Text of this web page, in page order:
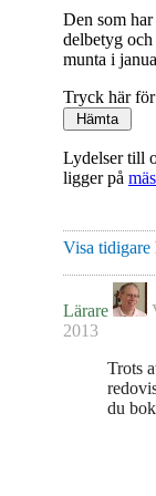
Den som
delbetyg
munta i
Tryck här
Lydelser till
ligger på
Visa tidigare
Lärare
2013
Trots
du